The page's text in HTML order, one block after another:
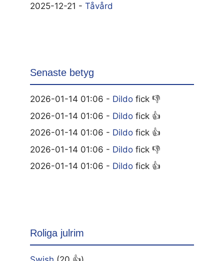
2025-12-21 - Tåvård
Senaste betyg
2026-01-14 01:06 - Dildo fick 👎
2026-01-14 01:06 - Dildo fick 👍
2026-01-14 01:06 - Dildo fick 👍
2026-01-14 01:06 - Dildo fick 👎
2026-01-14 01:06 - Dildo fick 👍
Roliga julrim